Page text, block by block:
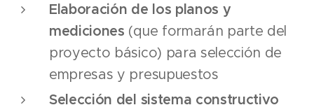
Elaboración de los planos y
mediciones (que formarán parte del
proyecto básico) para selección de
empresas y presupuestos
Selección del sistema constructivo